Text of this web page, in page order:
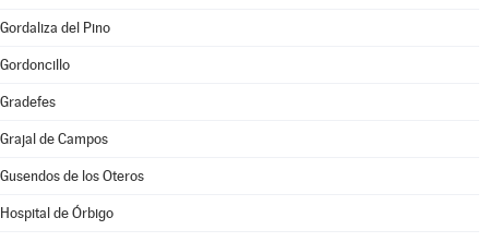
Gordaliza del Pino
Gordoncillo
Gradefes
Grajal de Campos
Gusendos de los Oteros
Hospital de Órbigo